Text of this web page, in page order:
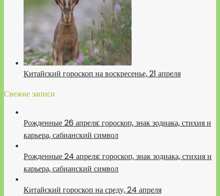
Китайский гороскоп на воскресенье, 21 апреля
Свежие записи
Рожденные 26 апреля: гороскоп, знак зодиака, стихия и
карьера, сабианский символ
Рожденные 24 апреля: гороскоп, знак зодиака, стихия и
карьера, сабианский символ
Китайский гороскоп на среду, 24 апреля